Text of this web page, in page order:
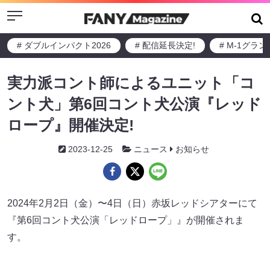
Menu
# ダブルインパクト2026 # 配信延長決定! # M-1グラン
実⼒派コント師によるユニット「コ
ント⽝」第6回コント⽝公演『レッド
ロープ』開催決定!
2023-12-25 ニュース お知らせ
2024年2⽉2⽇（⾦）〜4⽇（⽇）⾚坂レッドシアターにて
『第6回コント⽝公演「レッドロープ」』が開催されま
す。